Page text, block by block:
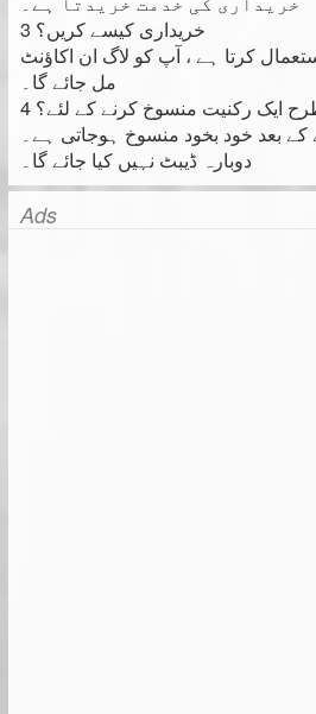
3 خریداری کیسے کریں؟
کرتا ہے ، آپ کو لاگ ان اکاؤنٹ
مل جائے گا۔
ایک رکنیت منسوخ کرنے کے لئے؟
بعد خود بخود منسوخ ہوجاتی ہے۔
دوبارہ ڈیبٹ نہیں کیا جائے گا۔
Ads